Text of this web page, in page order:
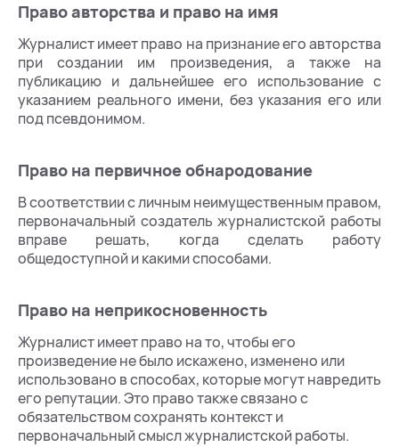
Право авторства и право на имя
Журналист имеет право на признание его авторства
при создании им произведения, а также на
публикацию и дальнейшее его использование с
указанием реального имени, без указания его или
под псевдонимом.
Право на первичное обнародование
В соответствии с личным неимущественным правом,
первоначальный создатель журналистской работы
вправе решать, когда сделать работу
общедоступной и какими способами.
Право на неприкосновенность
Журналист имеет право на то, чтобы его
произведение не было искажено, изменено или
использовано в способах, которые могут навредить
его репутации. Это право также связано с
обязательством сохранять контекст и
первоначальный смысл журналистской работы.